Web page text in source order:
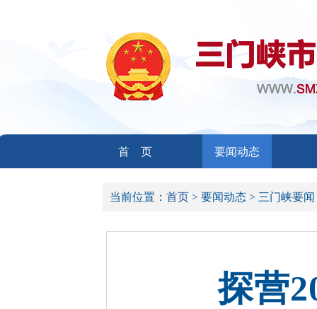
首 页 要闻动态
当前位置： 首页 > 要闻动态 > 三门峡要
探营